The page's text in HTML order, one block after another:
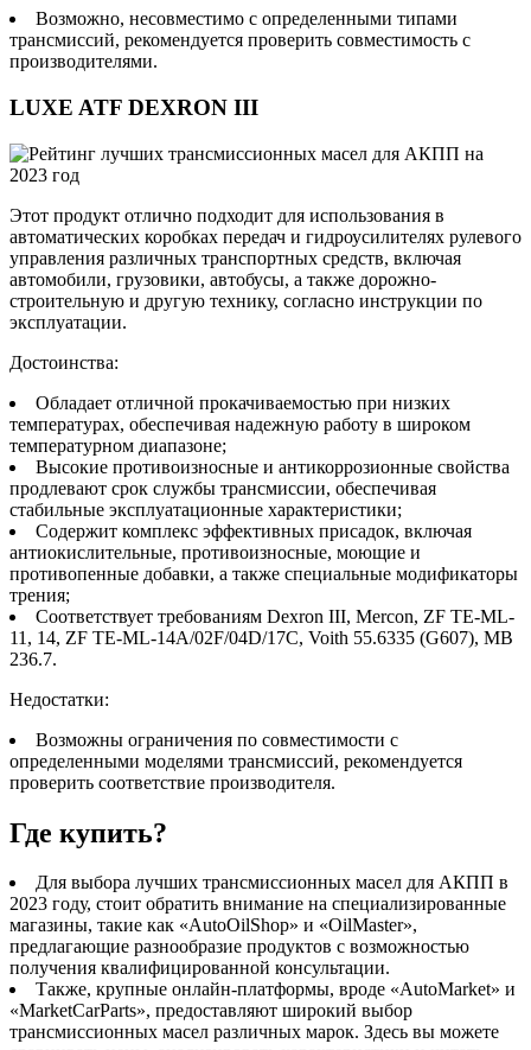
Возможно, несовместимо с определенными типами
трансмиссий, рекомендуется проверить совместимость с
производителями.
LUXE ATF DEXRON III
Этот продукт отлично подходит для использования в
автоматических коробках передач и гидроусилителях рулевого
управления различных транспортных средств, включая
автомобили, грузовики, автобусы, а также дорожно-
строительную и другую технику, согласно инструкции по
эксплуатации.
Достоинства:
Обладает отличной прокачиваемостью при низких
температурах, обеспечивая надежную работу в широком
температурном диапазоне;
Высокие противоизносные и антикоррозионные свойства
продлевают срок службы трансмиссии, обеспечивая
стабильные эксплуатационные характеристики;
Содержит комплекс эффективных присадок, включая
антиокислительные, противоизносные, моющие и
противопенные добавки, а также специальные модификаторы
трения;
Соответствует требованиям Dexron III, Mercon, ZF TE-ML-
11, 14, ZF TE-ML-14A/02F/04D/17C, Voith 55.6335 (G607), MB
236.7.
Недостатки:
Возможны ограничения по совместимости с
определенными моделями трансмиссий, рекомендуется
проверить соответствие производителя.
Где купить?
Для выбора лучших трансмиссионных масел для АКПП в
2023 году, стоит обратить внимание на специализированные
магазины, такие как «AutoOilShop» и «OilMaster»,
предлагающие разнообразие продуктов с возможностью
получения квалифицированной консультации.
Также, крупные онлайн-платформы, вроде «AutoMarket» и
«MarketCarParts», предоставляют широкий выбор
трансмиссионных масел различных марок. Здесь вы можете